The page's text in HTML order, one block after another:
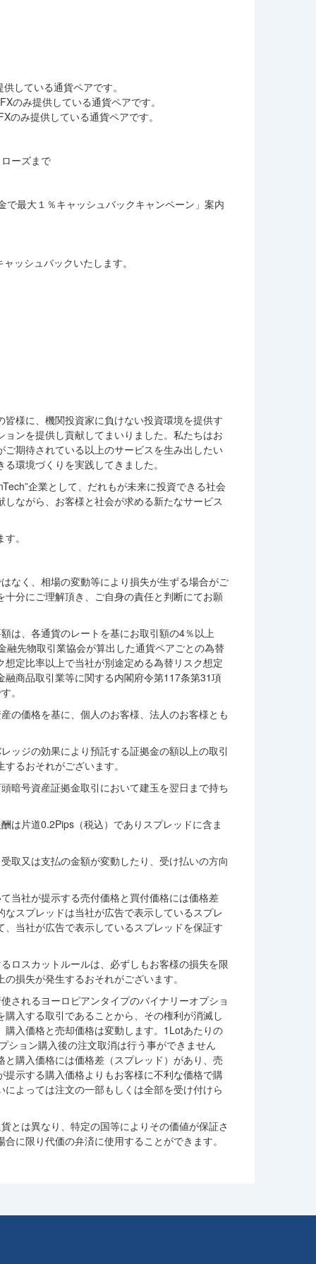
している通貨ペアです。
み提供している通貨ペアです。
み提供している通貨ペアです。
ーズまで
最大１％キャッシュバックキャンペーン」案内
ッシュバックいたします。
様に、機関投資家に負けない投資環境を提供す
ンを提供し貢献してまいりました。私たちはお
期待されている以上のサービスを生み出したい
環境づくりを実践してきました。
企業として、だれもが未来に投資できる社会
ながら、お客様と社会が求める新たなサービス
。
なく、相場の変動等により損失が生ずる場合がご
分にご理解頂き、ご自身の責任と判断にてお願
は、各通貨のレートを基にお取引額の4％以上
先物取引業協会が算出した通貨ペアごとの為替
定比率以上で当社が別途定める為替リスク想定
商品取引業等に関する内閣府令第117条第31項
。
の価格を基に、個人のお客様、法人のお客様とも
ッジの効果により預託する証拠金の額以上の取引
るおそれがございます。
暗号資産証拠金取引において建玉を翌日まで持ち
は片道0.2Pips（税込）でありスプレッドに含ま
取又は支払の金額が変動したり、受け払いの方向
当社が提示する売付価格と買付価格には価格差
スプレッドは当社が広告で表示しているスプレ
当社が広告で表示しているスプレッドを保証す
ロスカットルールは、必ずしもお客様の損失を限
損失が発生するおそれがございます。
されるヨーロピアンタイプのバイナリーオプショ
入する取引であることから、その権利が消滅し
入価格と売却価格は変動します。1Lotあたりの
ション購入後の注文取消は行う事ができません
購入価格には価格差（スプレッド）があり、売
示する購入価格よりもお客様に不利な価格で購
よっては注文の一部もしくは全部を受け付けら
とは異なり、特定の国等によりその価値が保証さ
に限り代価の弁済に使用することができます。